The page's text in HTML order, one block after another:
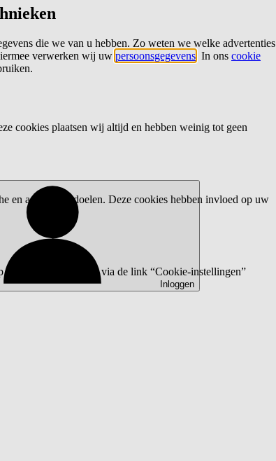
Inloggen
die we van u hebben. Zo weten we welke advertenties
verwerken wij uw persoonsgegevens . In ons cookie
cookies plaatsen wij altijd en hebben weinig tot geen
en advertentiedoelen. Deze cookies hebben invloed op uw
moment wijzigen via de link “Cookie-instellingen”